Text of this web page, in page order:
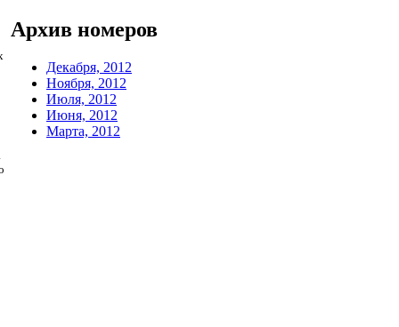
Архив номеров
Декабря, 2012
Ноября, 2012
Июля, 2012
Июня, 2012
Марта, 2012